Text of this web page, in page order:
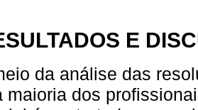
E
da análise das
maioria dos